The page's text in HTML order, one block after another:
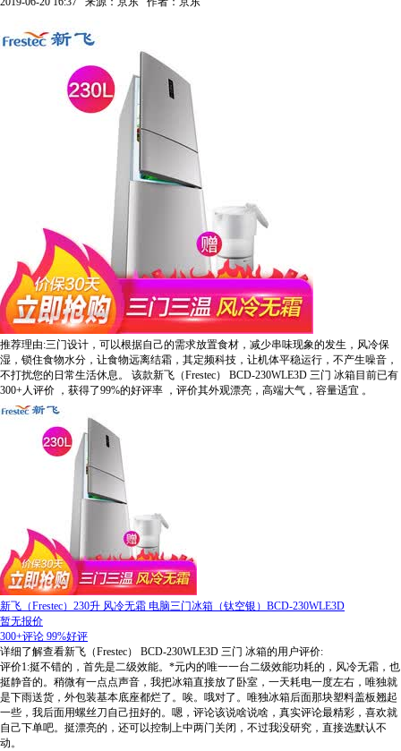
推荐理由:三门设计，可以根据自己的需求放置食材，减少串味现象的发生，风冷保
湿，锁住食物水分，让食物远离结霜，其定频科技，让机体平稳运行，不产生噪音，
不打扰您的日常生活休息。
该款新飞（Frestec） BCD-230WLE3D 三门 冰箱目前已有
300+人评价 ，获得了99%的好评率 ，评价其外观漂亮，高端大气，容量适宜 。
新飞（Frestec）230升 风冷无霜 电脑三门冰箱（钛空银）BCD-230WLE3D
暂无报价
300+评论 99%好评
详细了解查看新飞（Frestec） BCD-230WLE3D 三门 冰箱的用户评价:
评价1:挺不错的，首先是二级效能。*元内的唯一一台二级效能功耗的，风冷无霜，也
挺静音的。稍微有一点点声音，我把冰箱直接放了卧室，一天耗电一度左右，唯独就
是下雨送货，外包装基本底座都烂了。唉。哦对了。唯独冰箱后面那块塑料盖板翘起
一些，我后面用螺丝刀自己扭好的。嗯，评论该说啥说啥，真实评论最精彩，喜欢就
自己下单吧。挺漂亮的，还可以控制上中两门关闭，不过我没研究，直接选默认不
动。